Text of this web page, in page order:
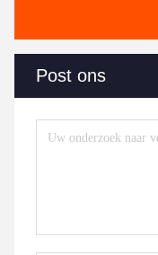
Post ons